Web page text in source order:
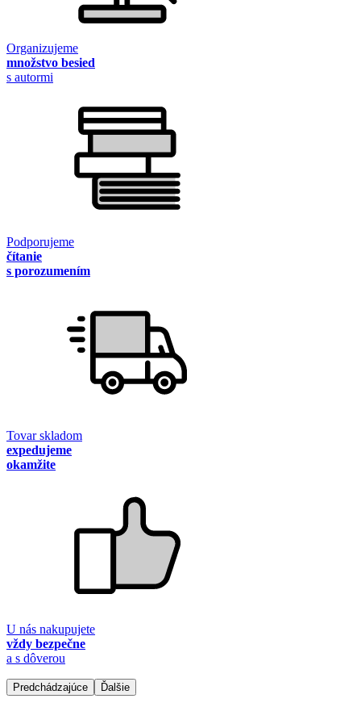
Organizujeme
množstvo besied
s autormi
Podporujeme
čítanie
s porozumením
Tovar skladom
expedujeme
okamžite
U nás nakupujete
vždy bezpečne
a s dôverou
Predchádzajúce Ďalšie